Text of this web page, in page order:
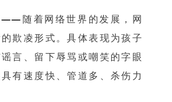
——随着网络世界的发展，网
欺凌形式。具体表现为孩子
言、留下辱骂或嘲笑的字眼
有速度快、管道多、杀伤力